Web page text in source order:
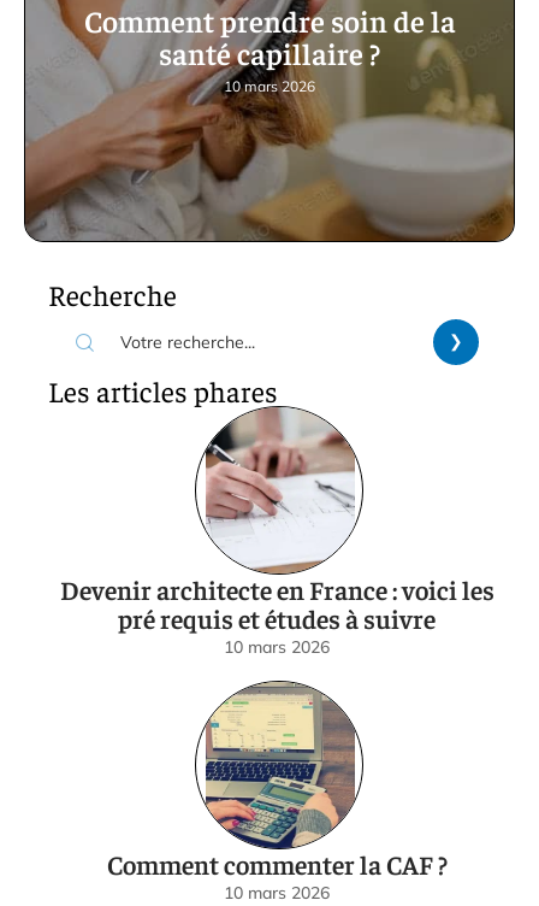
Comment prendre soin de la
santé capillaire ?
10 mars 2026
Recherche
Les articles phares
Devenir architecte en France : voici les
pré requis et études à suivre
10 mars 2026
Comment commenter la CAF ?
10 mars 2026